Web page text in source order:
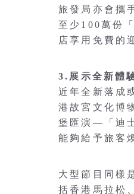
旅發局亦會攜
至少100萬份
店享用免費的
3.展示全新體
近年全新落成
港故宮文化博
堡匯演—「迪
能夠給予旅客
大型節目同樣
括香港馬拉松